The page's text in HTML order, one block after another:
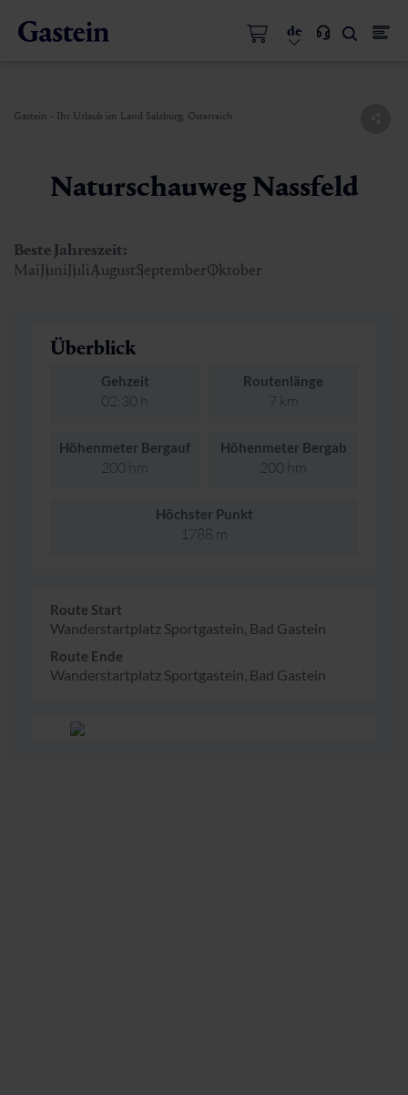
de
Gastein - Ihr Urlaub im Land Salzburg, Österreich
Naturschauweg Nassfeld
Beste Jahreszeit:
MaiJuniJuliAugustSeptemberOktober
Überblick
Gehzeit
02:30 h
Routenlänge
7 km
Höhenmeter Bergauf
200 hm
Höhenmeter Bergab
200 hm
Höchster Punkt
1788 m
Route Start
Wanderstartplatz Sportgastein, Bad Gastein
Route Ende
Wanderstartplatz Sportgastein, Bad Gastein